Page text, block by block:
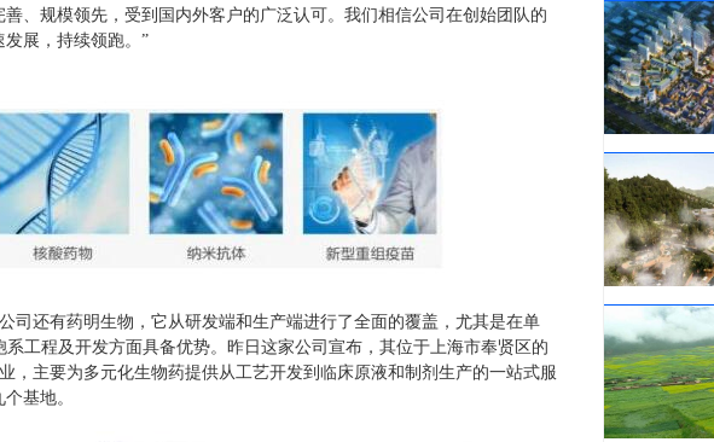
、规模领先，受到国内外客户的广泛认可。我们相信公司在创始团队的
展，持续领跑。”
司还有药明生物，它从研发端和生产端进行了全面的覆盖，尤其是在单
工程及开发方面具备优势。昨日这家公司宣布，其位于上海市奉贤区的
，主要为多元化生物药提供从工艺开发到临床原液和制剂生产的一站式服
基地。